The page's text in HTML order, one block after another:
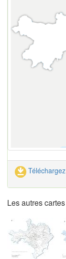
Les autres